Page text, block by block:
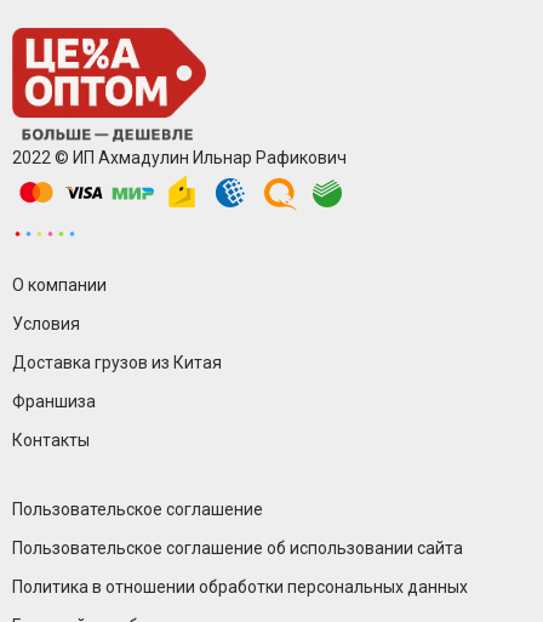
2022 © ИП Ахмадулин Ильнар Рафикович
О компании
Условия
Доставка грузов из Китая
Франшиза
Контакты
Пользовательское соглашение
Пользовательское соглашение об использовании сайта
Политика в отношении обработки персональных данных